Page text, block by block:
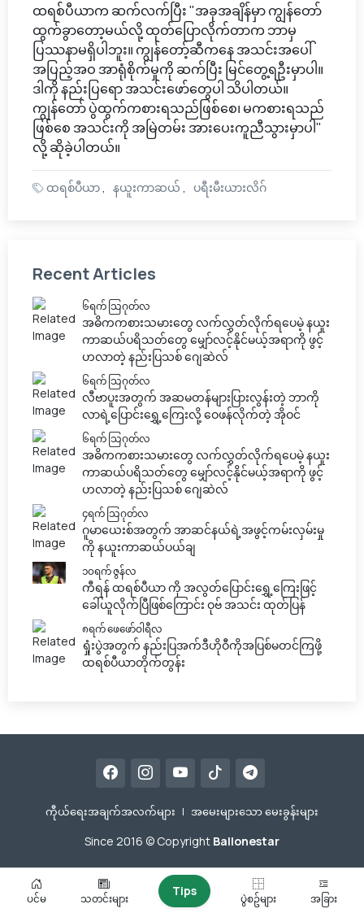
ပင်မ သတင်းများ
Tips
ပွဲစဥ်များ အခြား
ထရစ်ပီယာက ဆက်လက်ပြီး "အခုအချိန်မှာ ကျွန်တော်
ထွက်ခွာတော့မယ်လို့ ထုတ်ပြောလိုက်တာက ဘာမှ
ပြဿနာမရှိပါဘူး။ ကျွန်တော့်ဆီကနေ အသင်းအပေါ်
အပြည့်အဝ အာရုံစိုက်မှုကို ဆက်ပြီး မြင်တွေ့ရဦးမှာပါ။
ဒါကို နည်းပြရော အသင်းဖော်တွေပါ သိပါတယ်။
ကျွန်တော် ပွဲထွက်ကစားရသည်ဖြစ်စေ၊ မကစားရသည်
ဖြစ်စေ အသင်းကို အမြဲတမ်း အားပေးကူညီသွားမှာပါ"
လို့ ဆိုခဲ့ပါတယ်။
ထရစ်ပီယာ နယူးကာဆယ် ပရီးမီးယားလိဂ်
Recent Articles
၆ရက် သြဂုတ်လ
အဓိကကစားသမားတွေ လက်လွှတ်လိုက်ရပေမဲ့ နယူး
ကာဆယ်ပရိသတ်တွေ မျှော်လင့်နိုင်မယ့်အရာကို ဖွင့်
ဟလာတဲ့ နည်းပြသစ် ဂျေဆဲလ်
၆ရက် သြဂုတ်လ
လီဗာပူးအတွက် အဆမတန်များပြားလွန်းတဲ့ ဘာကို
လာရဲ့ပြောင်းရွှေ့ကြေးလို့ ဝေဖန်လိုက်တဲ့ အိုဝင်
၆ရက် သြဂုတ်လ
အဓိကကစားသမားတွေ လက်လွှတ်လိုက်ရပေမဲ့ နယူး
ကာဆယ်ပရိသတ်တွေ မျှော်လင့်နိုင်မယ့်အရာကို ဖွင့်
ဟလာတဲ့ နည်းပြသစ် ဂျေဆဲလ်
၄ရက် သြဂုတ်လ
ဂူမာယေးစ်အတွက် အာဆင်နယ်ရဲ့အဖွင့်ကမ်းလှမ်းမှု
ကို နယူးကာဆယ်ပယ်ချ
၁၀ရက် ဇွန်လ
ကီရန် ထရစ်ပီယာ ကို အလွတ်ပြောင်းရွှေ့ကြေးဖြင့်
ခေါ်ယူလိုက်ပြီဖြစ်ကြောင်း ဝုဗ် အသင်း ထုတ်ပြန်
၈ရက် ဖေဖော်ဝါရီလ
ရှုံးပွဲအတွက် နည်းပြအက်ဒီဟိုဝီကိုအပြစ်မတင်ကြဖို့
ထရစ်ပီယာတိုက်တွန်း
ကီုယ်ရေးအချက်အလက်များ | အမေးများသော မေးခွန်းများ
Since 2016 © Copyright Ballonestar